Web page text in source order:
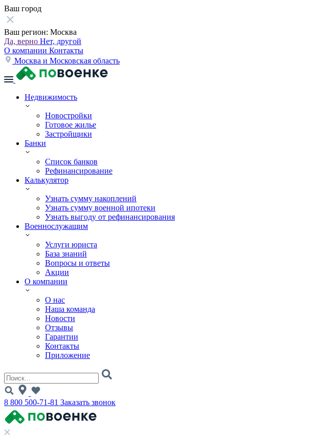
Ваш город
Ваш регион: Москва
Да, верно Нет, другой
О компании Контакты
Москва и Московская область
Недвижимость
Новостройки
Готовое жилье
Застройщики
Банки
Список банков
Рефинансирование
Калькулятор
Узнать сумму накоплений
Узнать сумму военной ипотеки
Узнать выгоду от рефинансирования
Военнослужащим
Услуги юриста
База знаний
Вопросы и ответы
Акции
О компании
О нас
Наша команда
Новости
Отзывы
Гарантии
Контакты
Приложение
8 800 500-71-81 Заказать звонок